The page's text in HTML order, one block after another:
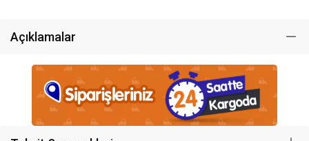
Açıklamalar